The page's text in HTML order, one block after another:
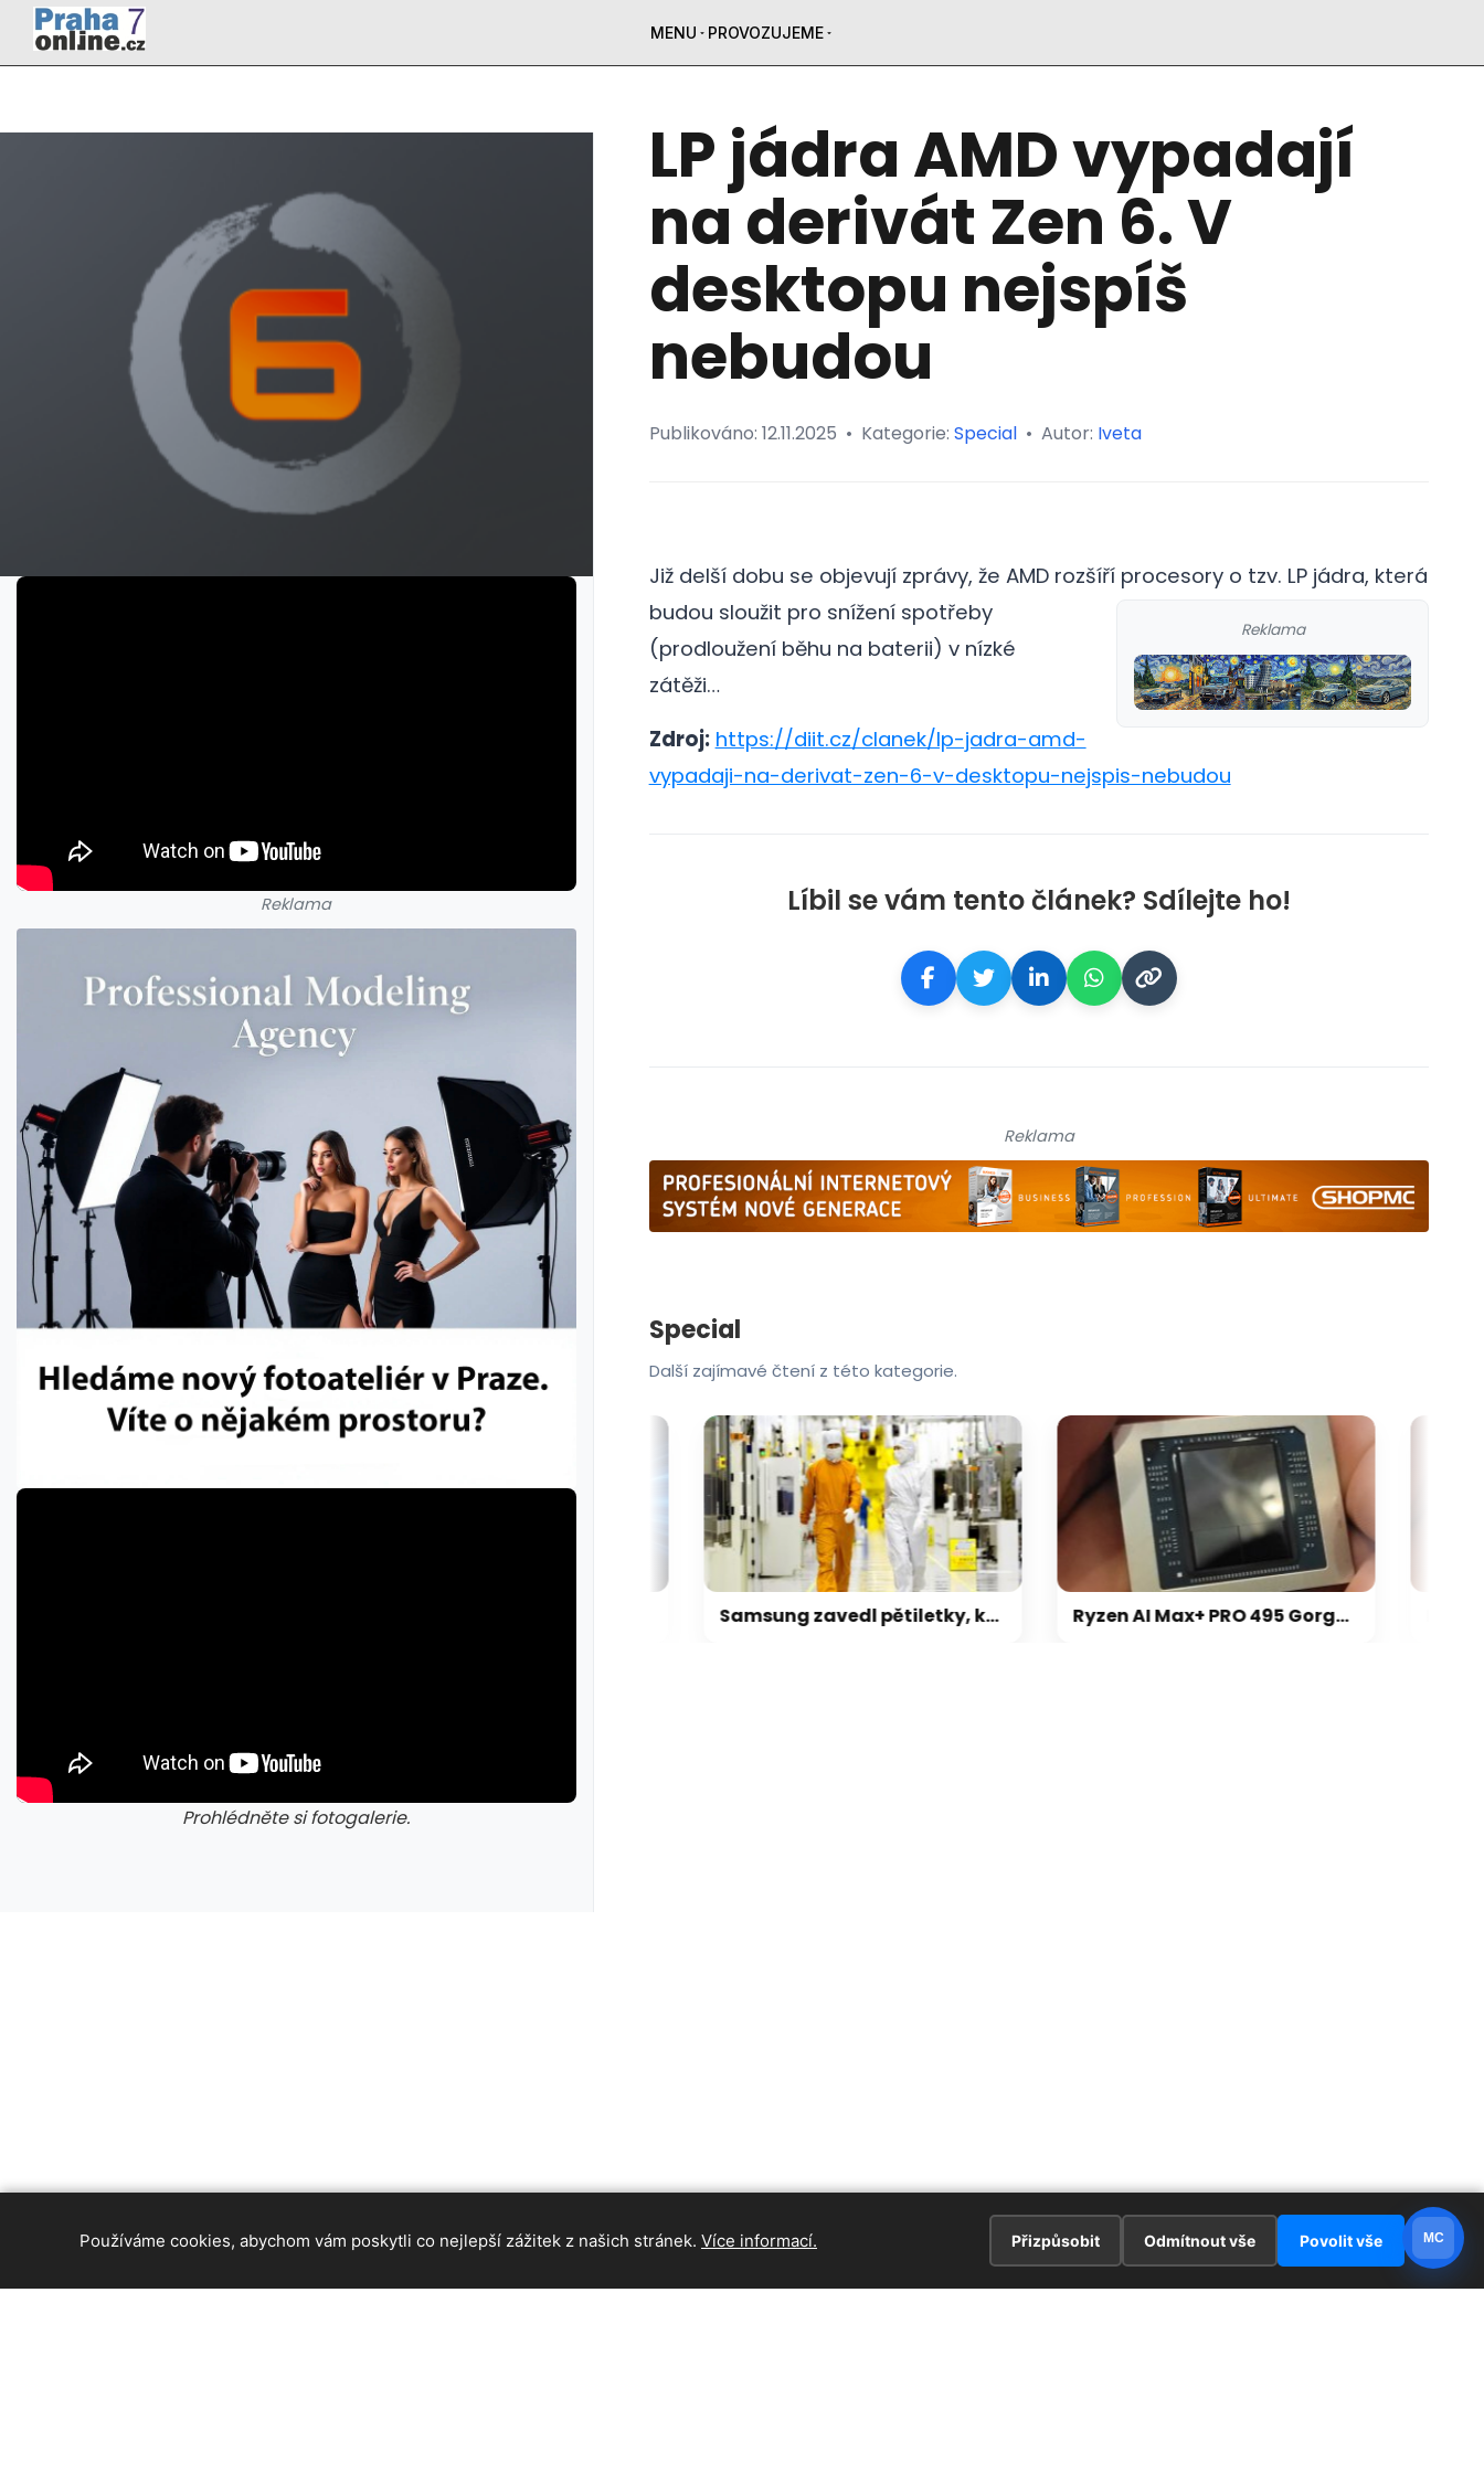
MENU PROVOZUJEME
Reklama
Prohlédněte si fotogalerie.
LP jádra AMD vypadají
na derivát Zen 6. V
desktopu nejspíš
nebudou
Publikováno: 12.11.2025 • Kategorie: Special • Autor: Iveta
Již delší dobu se objevují zprávy, že AMD rozšíří procesory o tzv.
Reklama
LP jádra, která
budou sloužit pro snížení spotřeby
(prodloužení běhu na baterii) v nízké
zátěži…
Zdroj: https://diit.cz/clanek/lp-jadra-amd-
vypadaji-na-derivat-zen-6-v-desktopu-nejspis-nebudou
Líbil se vám tento článek? Sdílejte ho!
Reklama
Special
Další zajímavé čtení z této kategorie.
Samsung zavedl pětiletky, kdo chce mít paměti jisté, musí objednat na 5 let Ryzen AI Max+ PRO 495 Gorgon Halo zachycen v Geekbench, výkon nápadně stoupl(?!)
Používáme cookies, abychom vám poskytli co nejlepší zážitek z našich stránek. Více informací. Přizpůsobit Odmítnout vše Povolit vše MC